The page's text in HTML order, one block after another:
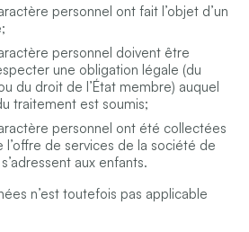
personnel ont fait l’objet d’un
personnel doivent être
une obligation légale (du
du droit de l’État membre) auquel
traitement est soumis;
personnel ont été collectées
l’offre de services de la société de
aux enfants.
n’est toutefois pas applicable